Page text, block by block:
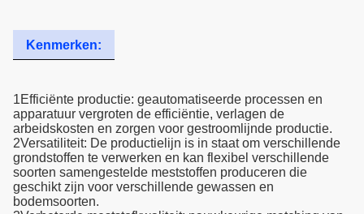
Kenmerken:
1Efficiënte productie: geautomatiseerde processen en
apparatuur vergroten de efficiëntie, verlagen de
arbeidskosten en zorgen voor gestroomlijnde productie.
2Versatiliteit: De productielijn is in staat om verschillende
grondstoffen te verwerken en kan flexibel verschillende
soorten samengestelde meststoffen produceren die
geschikt zijn voor verschillende gewassen en
bodemsoorten.